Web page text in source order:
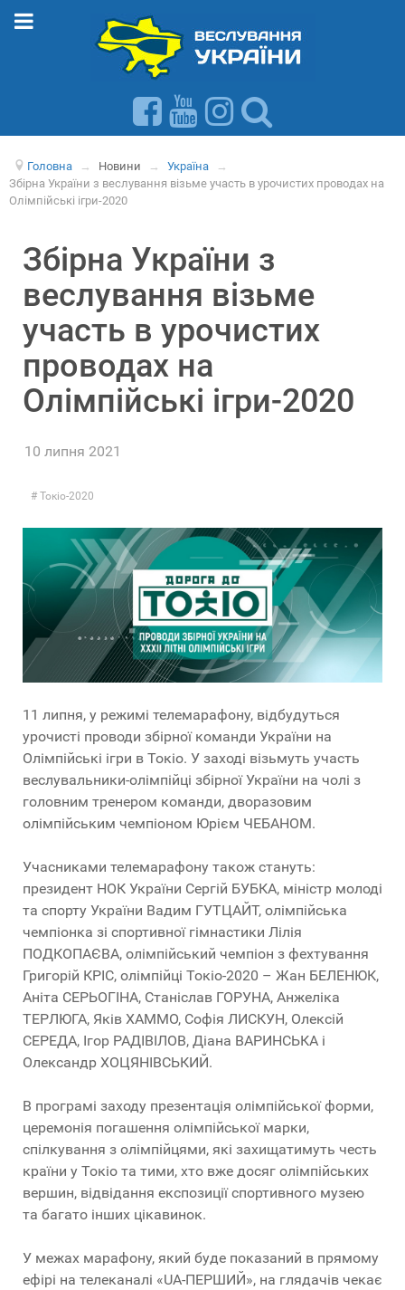
Головна → Новини → Україна
→
Збірна України з веслування візьме участь в урочистих проводах на
Олімпійські ігри-2020
Збірна України з
веслування візьме
участь в урочистих
проводах на
Олімпійські ігри-2020
10 липня 2021
Токіо-2020
11 липня, у режимі телемарафону, відбудуться
урочисті проводи збірної команди України на
Олімпійські ігри в Токіо. У заході візьмуть участь
веслувальники-олімпійці збірної України на чолі з
головним тренером команди, дворазовим
олімпійським чемпіоном Юрієм ЧЕБАНОМ.
Учасниками телемарафону також стануть:
президент НОК України Сергій БУБКА, міністр молоді
та спорту України Вадим ГУТЦАЙТ, олімпійська
чемпіонка зі спортивної гімнастики Лілія
ПОДКОПАЄВА, олімпійський чемпіон з фехтування
Григорій КРІС, олімпійці Токіо-2020 – Жан БЕЛЕНЮК,
Аніта СЕРЬОГІНА, Станіслав ГОРУНА, Анжеліка
ТЕРЛЮГА, Яків ХАММО, Софія ЛИСКУН, Олексій
СЕРЕДА, Ігор РАДІВІЛОВ, Діана ВАРИНСЬКА і
Олександр ХОЦЯНІВСЬКИЙ.
В програмі заходу презентація олімпійської форми,
церемонія погашення олімпійської марки,
спілкування з олімпійцями, які захищатимуть честь
країни у Токіо та тими, хто вже досяг олімпійських
вершин, відвідання експозиції спортивного музею
та багато інших цікавинок.
У межах марафону, який буде показаний в прямому
ефірі на телеканалі «UA-ПЕРШИЙ», на глядачів чекає